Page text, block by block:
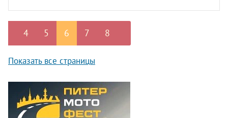
4 5 6 7 8
Показать все страницы